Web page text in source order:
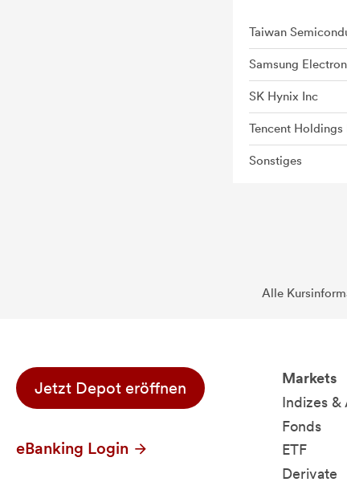
Samsung
SK Hynix Inc
Tencent Holdings
Sonstiges
Alle
Jetzt Depot eröffnen
eBanking Login
Markets
Indizes &
Fonds
ETF
Derivate